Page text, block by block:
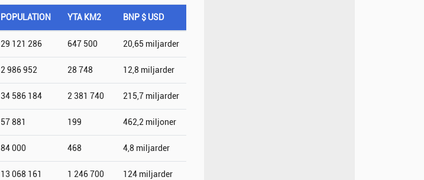
POPULATION YTA KM2 BNP $ USD
29 121 286 647 500 20,65 miljarder
2 986 952 28 748 12,8 miljarder
34 586 184 2 381 740 215,7 miljarder
57 881 199 462,2 miljoner
84 000 468 4,8 miljarder
13 068 161 1 246 700 124 miljarder